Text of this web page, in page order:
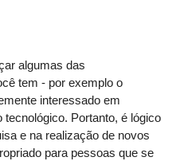
algumas das
tem - por exemplo o
interessado em
Portanto, é lógico
e na realização de novos
para pessoas que se